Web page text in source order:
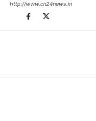
http://www.cn24news.in